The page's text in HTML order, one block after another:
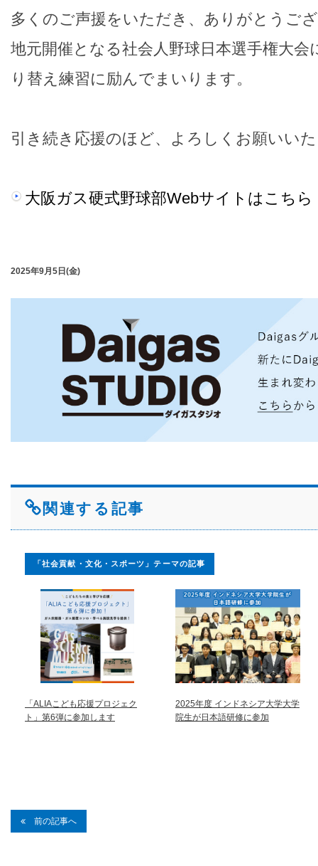
多くのご声援をいただき、ありがとうご
地元開催となる社会人野球日本選手権大会
り替え練習に励んでまいります。
引き続き応援のほど、よろしくお願いい
大阪ガス硬式野球部Webサイトはこちら
2025年9月5日(金)
関連する記事
「社会貢献・文化・スポーツ」テーマの記事
「ALIAこども応援プロジェク
ト」第6弾に参加します
2025年度 インドネシア大学大学
院生が日本語研修に参加
前の記事へ